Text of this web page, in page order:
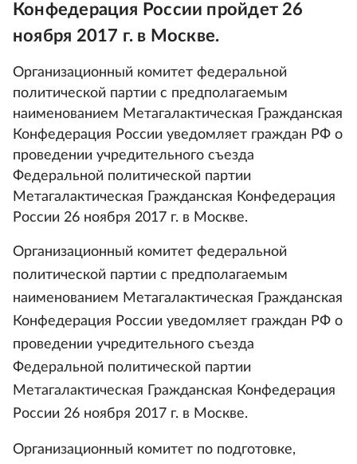
Конфедерация России пройдет 26
ноября 2017 г. в Москве.
Организационный комитет федеральной
политической партии с предполагаемым
наименованием Метагалактическая Гражданская
Конфедерация России уведомляет граждан РФ о
проведении учредительного съезда
Федеральной политической партии
Метагалактическая Гражданская Конфедерация
России 26 ноября 2017 г. в Москве.
Организационный комитет федеральной
политической партии с предполагаемым
наименованием Метагалактическая Гражданская
Конфедерация России уведомляет граждан РФ о
проведении учредительного съезда
Федеральной политической партии
Метагалактическая Гражданская Конфедерация
России 26 ноября 2017 г. в Москве.
Организационный комитет по подготовке,